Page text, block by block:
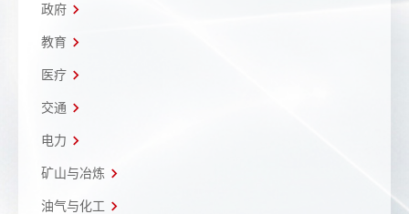
政府
教育
医疗
交通
电力
矿山与冶炼
油气与化工